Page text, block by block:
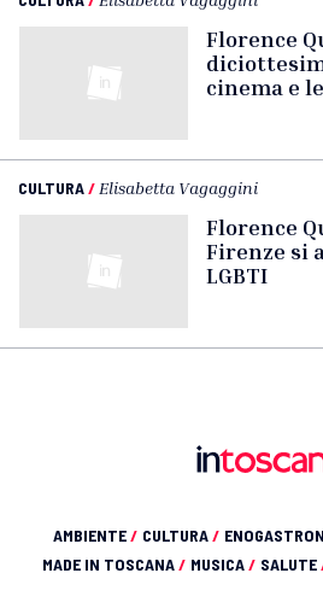
Florence
cinema e
CULTURA/ Elisabetta Vagaggini
Florence
Firenze si
LGBTI
AMBIENTE/ CULTURA/
MADE IN TOSCANA/ MUSICA/ SALUTE